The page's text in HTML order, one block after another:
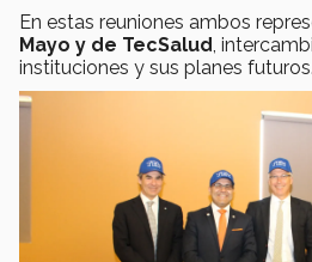
En estas reuniones ambos
Mayo y de TecSalud ,
instituciones y sus planes futuros.